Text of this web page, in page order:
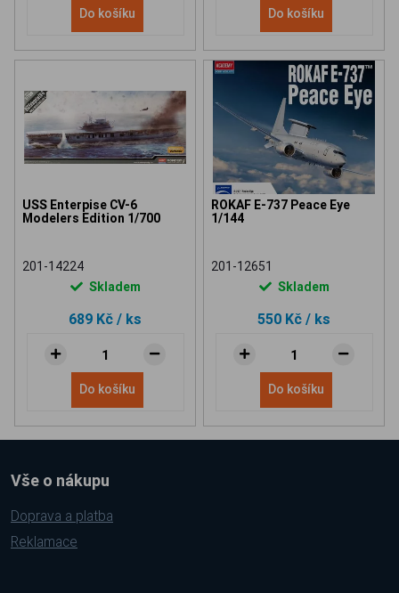
Do košíku Do košíku
USS Enterpise CV-6
Modelers Edition 1/700
201-14224
Skladem
689 Kč / ks
Do košíku
ROKAF E-737 Peace Eye
1/144
201-12651
Skladem
550 Kč / ks
Do košíku
Vše o nákupu
Doprava a platba
Reklamace